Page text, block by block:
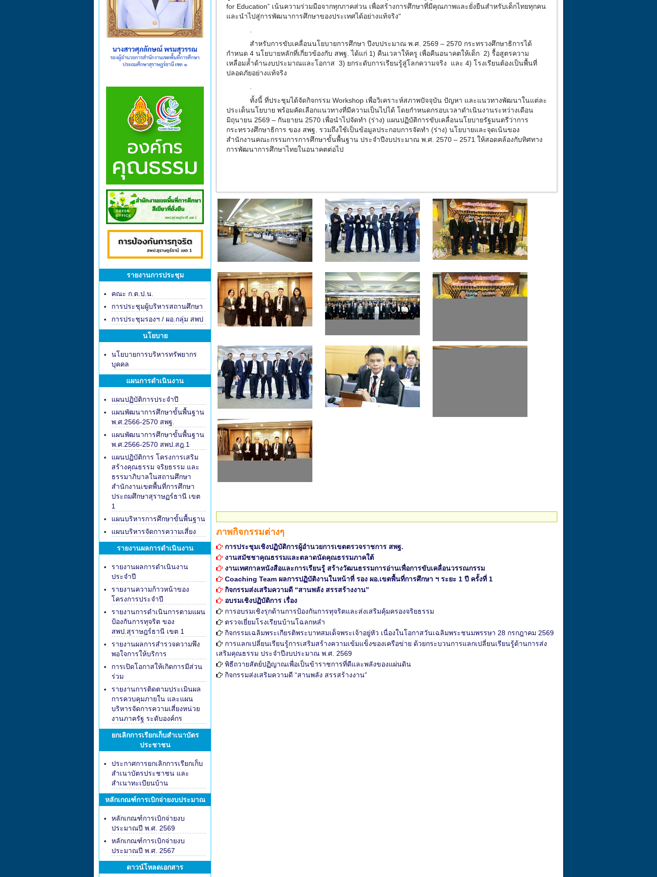
รายงานการประชุม
คณะ ก.ต.ป.น.
การประชุมผู้บริหารสถานศึกษา
การประชุมรองฯ / ผอ.กลุ่ม สพป
นโยบาย
นโยบายการบริหารทรัพยากร
บุคคล
แผนการดำเนินงาน
แผนปฏิบัติการประจำปี
แผนพัฒนาการศึกษาขั้นพื้นฐาน
พ.ศ.2566-2570 สพฐ.
แผนพัฒนาการศึกษาขั้นพื้นฐาน
พ.ศ.2566-2570 สพป.สฎ.1
แผนปฏิบัติการ โครงการเสริม
สร้างคุณธรรม จริยธรรม และ
ธรรมาภิบาลในสถานศึกษา
สำนักงานเขตพื้นที่การศึกษา
ประถมศึกษาสุราษฏร์ธานี เขต
1
แผนบริหารการศึกษาขั้นพื้นฐาน
แผนบริหารจัดการความเสี่ยง
รายงานผลการดำเนินงาน
รายงานผลการดำเนินงาน
ประจำปี
รายงานความก้าวหน้าของ
โครงการประจำปี
รายงานการดำเนินการตามแผน
ป้องกันการทุจริต ของ
สพป.สุราษฎร์ธานี เขต 1
รายงานผลการสำรวจความพึง
พอใจการให้บริการ
การเปิดโอกาสให้เกิดการมีส่วน
ร่วม
รายงานการติดตามประเมินผล
การควบคุมภายใน และแผน
บริหารจัดการความเสี่ยงหน่วย
งานภาครัฐ ระดับองค์กร
ยกเลิกการเรียกเก็บสำเนาบัตร
ประชาชน
ประกาศการยกเลิกการเรียกเก็บ
สำเนาบัตรประชาชน และ
สำเนาทะเบียนบ้าน
หลักเกณฑ์การเบิกจ่ายงบประมาณ
หลักเกณฑ์การเบิกจ่ายงบ
ประมาณปี พ.ศ. 2569
หลักเกณฑ์การเบิกจ่ายงบ
ประมาณปี พ.ศ. 2567
ดาวน์โหลดเอกสาร
for Education” เน้นความร่วมมือจากทุกภาคส่วน เพื่อสร้างการศึกษาที่มีคุณภาพและยั่งยืนสำหรับเด็กไทยทุกคน
และนำไปสู่การพัฒนาการศึกษาของประเทศได้อย่างแท้จริง"
สำหรับการขับเคลื่อนนโยบายการศึกษา ปีงบประมาณ พ.ศ. 2569 – 2570 กระทรวงศึกษาธิการได้
กำหนด 4 นโยบายหลักที่เกี่ยวข้องกับ สพฐ. ได้แก่ 1) คืนเวลาให้ครู เพื่อคืนอนาคตให้เด็ก 2) รื้อสูตรความ
เหลื่อมล้ำด้านงบประมาณและโอกาส 3) ยกระดับการเรียนรู้สู่โลกความจริง และ 4) โรงเรียนต้องเป็นพื้นที่
ปลอดภัยอย่างแท้จริง
ทั้งนี้ ที่ประชุมได้จัดกิจกรรม Workshop เพื่อวิเคราะห์สภาพปัจจุบัน ปัญหา และแนวทางพัฒนาในแต่ละ
ประเด็นนโยบาย พร้อมคัดเลือกแนวทางที่มีความเป็นไปได้ โดยกำหนดกรอบเวลาดำเนินงานระหว่างเดือน
มิถุนายน 2569 – กันยายน 2570 เพื่อนำไปจัดทำ (ร่าง) แผนปฏิบัติการขับเคลื่อนนโยบายรัฐมนตรีว่าการ
กระทรวงศึกษาธิการ ของ สพฐ. รวมถึงใช้เป็นข้อมูลประกอบการจัดทำ (ร่าง) นโยบายและจุดเน้นของ
สำนักงานคณะกรรมการการศึกษาขั้นพื้นฐาน ประจำปีงบประมาณ พ.ศ. 2570 – 2571 ให้สอดคล้องกับทิศทาง
การพัฒนาการศึกษาไทยในอนาคตต่อไป
ภาพกิจกรรมต่างๆ
การประชุมเชิงปฏิบัติการผู้อำนวยการเขตตรวจราชการ สพฐ.
งานสมัชชาคุณธรรมและตลาดนัดคุณธรรมภาคใต้
งานเทศกาลหนังสือและการเรียนรู้ สร้างวัฒนธรรมการอ่านเพื่อการขับเคลื่อนวรรณกรรม
Coaching Team ผลการปฏิบัติงานในหน้าที่ รอง ผอ.เขตพื้นที่การศึกษา ฯ ระยะ 1 ปี ครั้งที่ 1
กิจกรรมส่งเสริมความดี “สานพลัง สรรสร้างงาน”
อบรมเชิงปฏิบัติการ เรื่อง
การอบรมเชิงรุกด้านการป้องกันการทุจริตและส่งเสริมคุ้มครองจริยธรรม
ตรวจเยี่ยมโรงเรียนบ้านโฉลกหลำ
กิจกรรมเฉลิมพระเกียรติพระบาทสมเด็จพระเจ้าอยู่หัว เนื่องในโอกาสวันเฉลิมพระชนมพรรษา 28 กรกฎาคม 2569
การแลกเปลี่ยนเรียนรู้การเสริมสร้างความเข้มแข็งของเครือข่าย ด้วยกระบวนการแลกเปลี่ยนเรียนรู้ด้านการส่ง
เสริมคุณธรรม ประจำปีงบประมาณ พ.ศ. 2569
พิธีถวายสัตย์ปฏิญาณเพื่อเป็นข้าราชการที่ดีและพลังของแผ่นดิน
กิจกรรมส่งเสริมความดี “สานพลัง สรรสร้างงาน”